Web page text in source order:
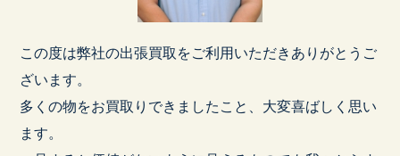
この度は弊社の出張買取をご利用いただきありがとうご
ざいます。
多くの物をお買取りできましたこと、大変喜ばしく思い
ます。